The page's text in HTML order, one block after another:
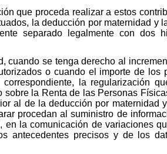
que proceda realizar a estos
la deducción por maternidad y
separado legalmente con dos
cuando se tenga derecho al
o cuando el importe de los
la regularización
la Renta de las Personas
al de la deducción por maternidad
procedan al suministro de
la comunicación de variaciones
antecedentes precisos y de los